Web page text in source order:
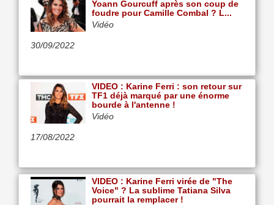
30/09/2022
Yoann Gourcuff après son coup de
foudre pour Camille Combal ? L...
Vidéo
17/08/2022
VIDEO : Karine Ferri : son retour sur
TF1 déjà marqué par une énorme
bourde à l'antenne !
Vidéo
VIDEO : Karine Ferri virée de "The
Voice" ? La sublime Tatiana Silva
pourrait la remplacer !